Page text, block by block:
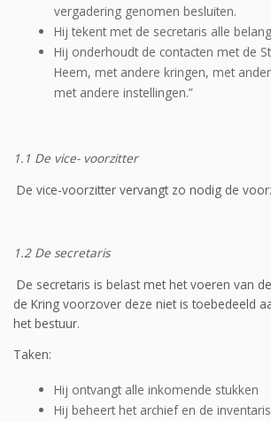
vergadering genomen besluiten.
Hij tekent met de secretaris alle
Hij onderhoudt de contacten met de
Heem, met andere kringen, met
met andere instellingen.”
1.1 De vice- voorzitter
De vice-voorzitter vervangt zo nodig de
1.2 De secretaris
De secretaris is belast met het voeren van
de Kring voorzover deze niet is toebedeeld
het bestuur.
Taken:
Hij ontvangt alle inkomende stukken
Hij beheert het archief en de